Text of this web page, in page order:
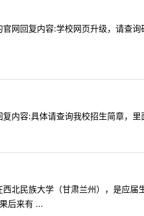
网回复内容:学校网页升级，请查询
内容:具体请查询我校招生简章，里
民族大学（甘肃兰州），是应届
后来有 ...